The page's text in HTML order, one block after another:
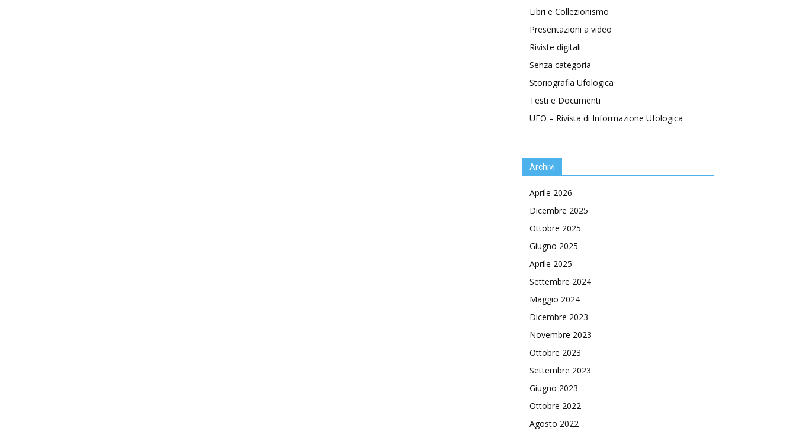
Libri e Collezionismo
Presentazioni a video
Riviste digitali
Senza categoria
Storiografia Ufologica
Testi e Documenti
UFO – Rivista di Informazione Ufologica
Archivi
Aprile 2026
Dicembre 2025
Ottobre 2025
Giugno 2025
Aprile 2025
Settembre 2024
Maggio 2024
Dicembre 2023
Novembre 2023
Ottobre 2023
Settembre 2023
Giugno 2023
Ottobre 2022
Agosto 2022